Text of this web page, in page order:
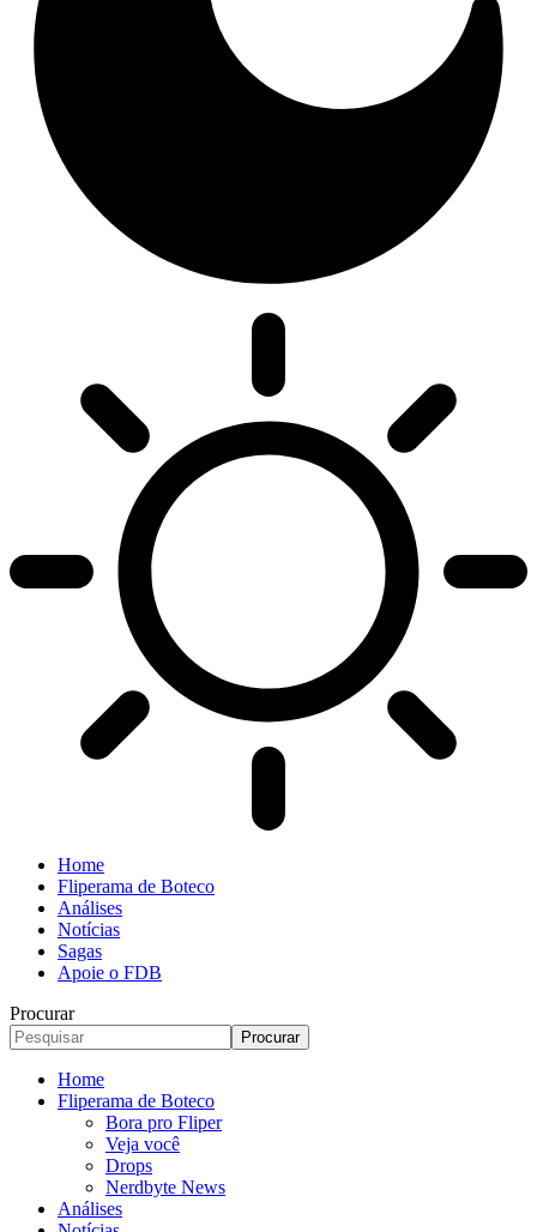
Home
Fliperama de Boteco
Análises
Notícias
Sagas
Apoie o FDB
Procurar
Home
Fliperama de Boteco
Bora pro Fliper
Veja você
Drops
Nerdbyte News
Análises